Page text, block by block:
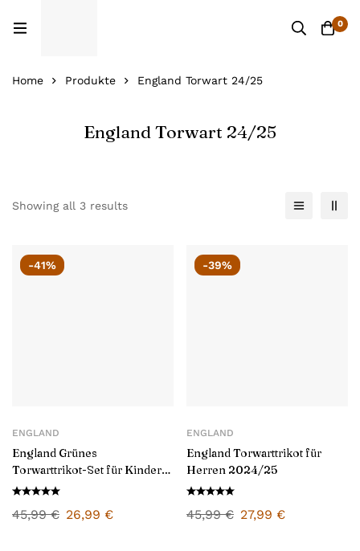
0
Home Produkte England Torwart 24/25
England Torwart 24/25
Showing all 3 results
-41%
ENGLAND
England Grünes
Torwarttrikot-Set für Kinder
2024/25
45,99€ 26,99 €
-39%
ENGLAND
England Torwarttrikot für
Herren 2024/25
45,99€ 27,99 €